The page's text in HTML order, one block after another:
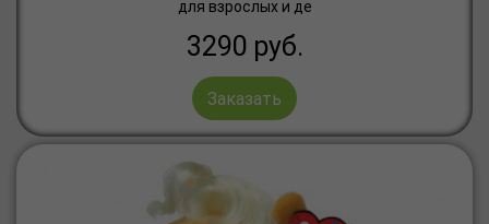
для взрослых и де
3290 руб.
Заказать